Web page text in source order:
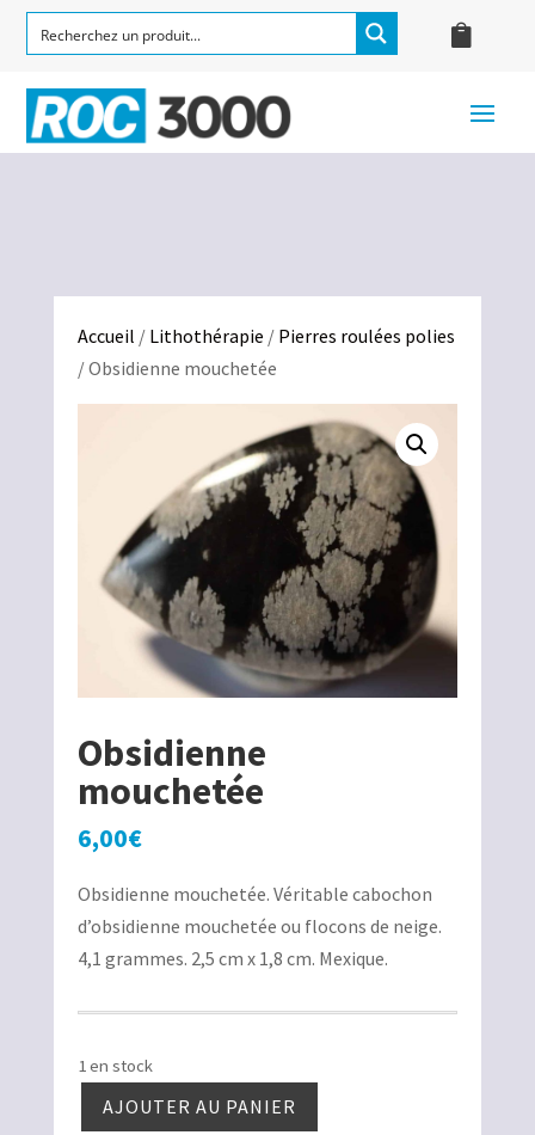
Accueil / Lithothérapie / Pierres roulées polies
/ Obsidienne mouchetée
Obsidienne
mouchetée
6,00€
Obsidienne mouchetée. Véritable cabochon
d’obsidienne mouchetée ou flocons de neige.
4,1 grammes. 2,5 cm x 1,8 cm. Mexique.
1 en stock
quantité
AJOUTER AU PANIER